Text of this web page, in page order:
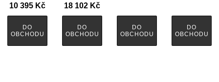
10 395 Kč
DO
OBCHODU
18 102 Kč
DO
OBCHODU
DO
OBCHODU
DO
OBCHODU